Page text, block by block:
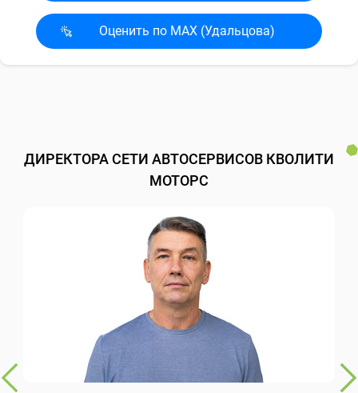
Оценить по MAX (Удальцова)
ДИРЕКТОРА СЕТИ АВТОСЕРВИСОВ КВОЛИТИ
МОТОРС